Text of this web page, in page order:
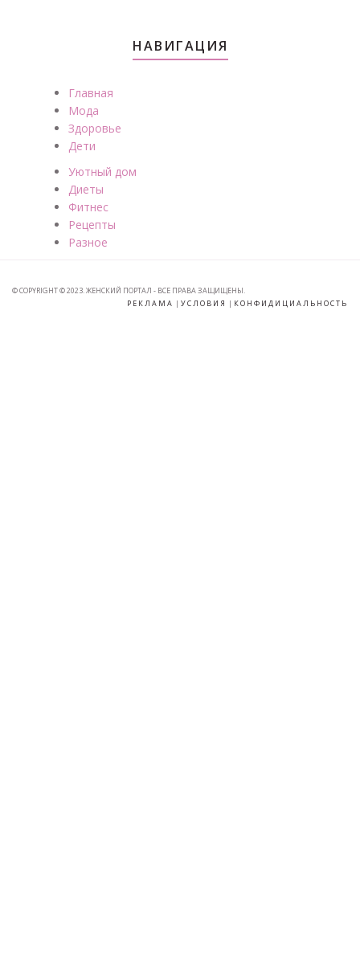
НАВИГАЦИЯ
Главная
Мода
Здоровье
Дети
Уютный дом
Диеты
Фитнес
Рецепты
Разное
© COPYRIGHT © 2023. ЖЕНСКИЙ ПОРТАЛ - ВСЕ ПРАВА ЗАЩИЩЕНЫ.
РЕКЛАМА | УСЛОВИЯ | КОНФИДИЦИАЛЬНОСТЬ